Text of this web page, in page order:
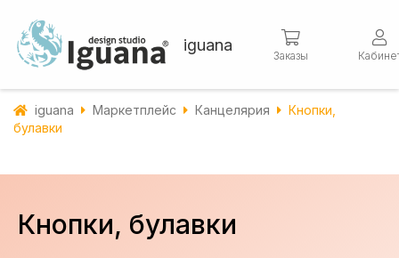
iguana
Заказы
iguana Маркетплейс Канцелярия
Кнопки,
булавки
Кнопки, булавки